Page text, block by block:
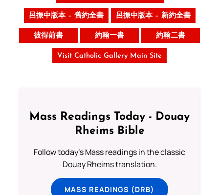
呂振中版本 – 舊約全書 呂振中版本 – 新約全書
彼得前書 約翰一書 約翰二書
Visit Catholic Gallery Main Site
Mass Readings Today - Douay
Rheims Bible
Follow today's Mass readings in the classic
Douay Rheims translation.
MASS READINGS (DRB)